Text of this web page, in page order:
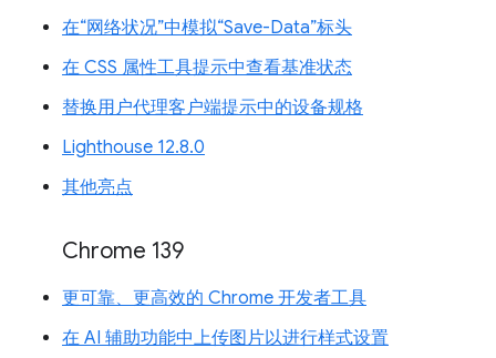
在“网络状况”中模拟“Save-Data”标头
在 CSS 属性工具提示中查看基准状态
替换用户代理客户端提示中的设备规格
Lighthouse 12.8.0
其他亮点
Chrome 139
更可靠、更高效的 Chrome 开发者工具
在 AI 辅助功能中上传图片以进行样式设置